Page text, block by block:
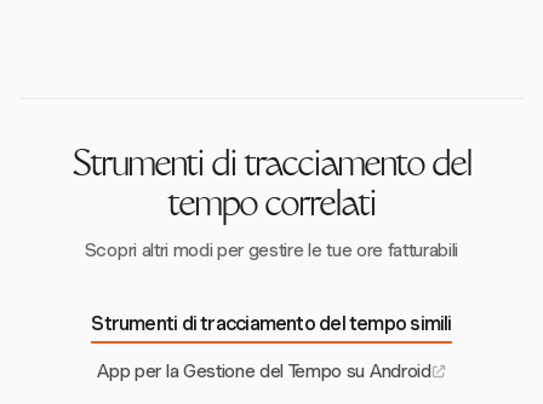
Strumenti di tracciamento del
tempo correlati
Scopri altri modi per gestire le tue ore fatturabili
Strumenti di tracciamento del tempo simili
App per la Gestione del Tempo su Android